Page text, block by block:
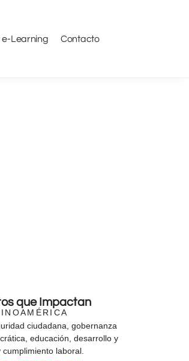
e-Learning Contacto
que Impactan
ciudadana, gobernanza
educación, desarrollo y
cumplimiento laboral.